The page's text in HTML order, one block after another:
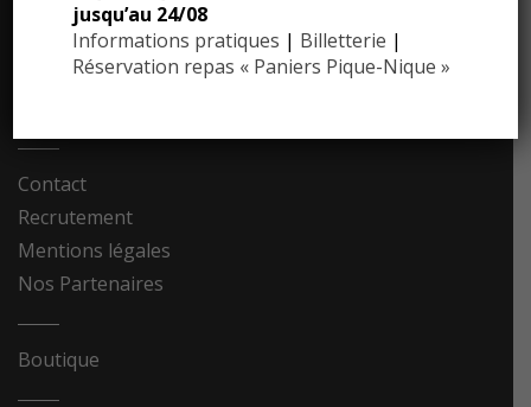
Dossier de presse
Communiqués de presse
Contact
Recrutement
Mentions légales
Nos Partenaires
Boutique
jusqu’au 24/08
Informations pratiques | Billetterie |
Réservation repas « Paniers Pique-Nique »